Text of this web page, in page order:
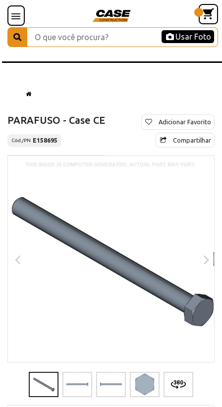
Usar Foto
PARAFUSO - Case CE
Cód./PN E158695
Adicionar Favorito
Compartilhar